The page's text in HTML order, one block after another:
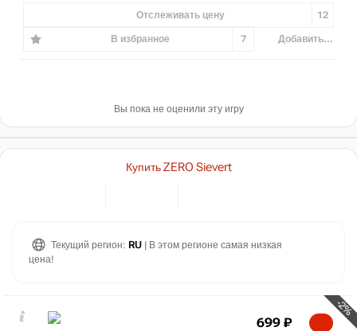
Отслеживать цену 12
В избранное 7 Добавить...
Вы пока не оценили эту игру
Купить ZERO Sievert
Текущий регион: RU | В этом регионе самая низкая
цена!
-2%
699 ₽